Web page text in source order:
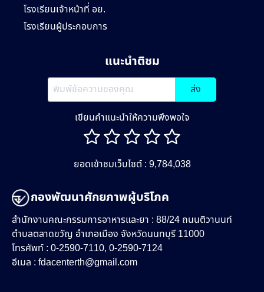
โรงเรียนเจ้าหน้าที่ อย.
โรงเรียนผู้ประกอบการ
แนะนำติชม
ส่ง
เขียนคำแนะนำให้ความพึงพอใจ
ยอดเข้าชมเว็บไซต์ : 9,784,038
กองพัฒนาศักยภาพผู้บริโภค
สำนักงานคณะกรรมการอาหารและยา : 88/24 ถนนติวานนท์
ตำบลตลาดขวัญ อำเภอเมือง จังหวัดนนทบุรี 11000
โทรศัพท์ : 0-2590-7110, 0-2590-7124
อีเมล : fdacenterth@gmail.com